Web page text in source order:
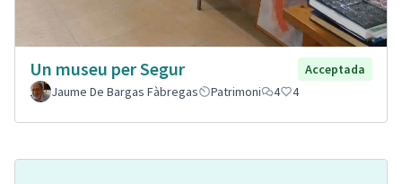
Un museu per Segur
Acceptada
Jaume De Bargas Fàbregas
Patrimoni 4 4